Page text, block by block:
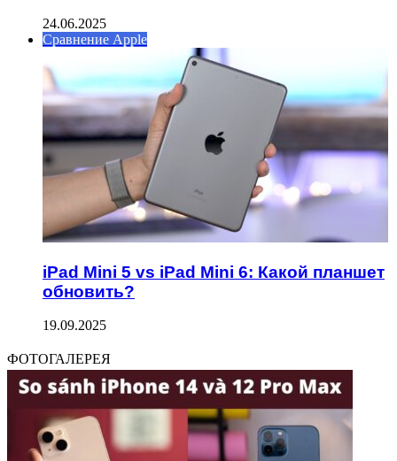
24.06.2025
Сравнение Apple
iPad Mini 5 vs iPad Mini 6: Какой планшет
обновить?
19.09.2025
ФОТОГАЛЕРЕЯ